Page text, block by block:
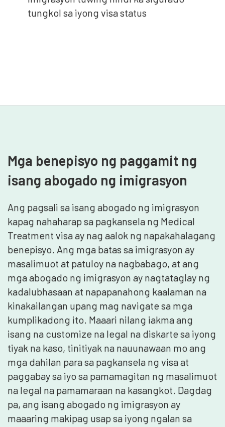
tungkol sa iyong visa status
Mga benepisyo ng paggamit ng
isang abogado ng imigrasyon
Ang pagsali sa isang abogado ng imigrasyon
kapag nahaharap sa pagkansela ng Medical
Treatment visa ay nag aalok ng napakahalagang
benepisyo. Ang mga batas sa imigrasyon ay
masalimuot at patuloy na nagbabago, at ang
mga abogado ng imigrasyon ay nagtataglay ng
kadalubhasaan at napapanahong kaalaman na
kinakailangan upang mag navigate sa mga
kumplikadong ito. Maaari nilang iakma ang
isang na customize na legal na diskarte sa iyong
tiyak na kaso, tinitiyak na nauunawaan mo ang
mga dahilan para sa pagkansela ng visa at
paggabay sa iyo sa pamamagitan ng masalimuot
na legal na pamamaraan na kasangkot. Dagdag
pa, ang isang abogado ng imigrasyon ay
maaaring makipag usap sa iyong ngalan sa